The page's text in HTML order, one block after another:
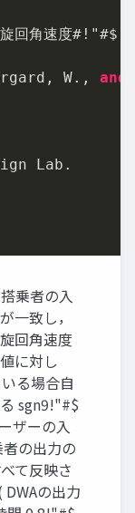
回⾓速度#!"#$
W., and
Lab.
乗者の⼊
⼀致し，
回⾓速度
に対し
る場合⾃
sgn9!"#$
ザーの⼊
の出⼒の
て反映さ
の出⼒